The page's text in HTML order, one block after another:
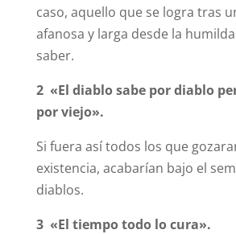
caso, aquello que se logra tras
afanosa y larga desde la
saber.
2 «El diablo sabe por diablo
por viejo».
Si fuera así todos los que
existencia, acabarían bajo el
diablos.
3 «El tiempo todo lo cura».